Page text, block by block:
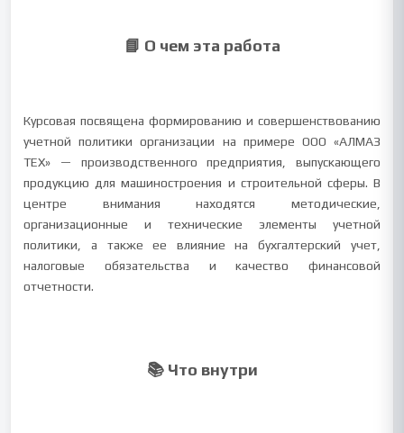
📘 О чем эта работа
Курсовая посвящена формированию и совершенствованию
учетной политики организации на примере ООО «АЛМАЗ
ТЕХ» — производственного предприятия, выпускающего
продукцию для машиностроения и строительной сферы. В
центре внимания находятся методические,
организационные и технические элементы учетной
политики, а также ее влияние на бухгалтерский учет,
налоговые обязательства и качество финансовой
отчетности.
📚 Что внутри